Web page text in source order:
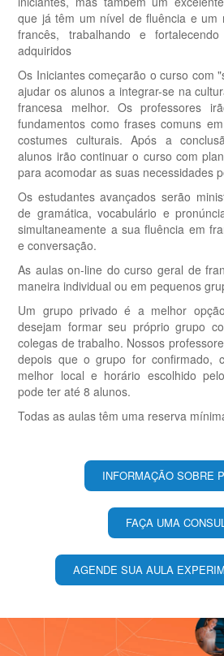
que já têm um nível de fluência e um
francês, trabalhando e
adquiridos
Os Iniciantes começarão o curso com
ajudar os alunos a integrar-se na
francesa melhor. Os professores
fundamentos como frases comuns
costumes culturais. Após a
alunos irão continuar o curso com
para acomodar as suas necessidades
Os estudantes avançados serão
de gramática, vocabulário e
simultaneamente a sua fluência em
e conversação.
As aulas on-line do curso geral de
maneira individual ou em pequenos
Um grupo privado é a melhor
desejam formar seu próprio grupo
colegas de trabalho. Nossos
depois que o grupo for confirmado,
melhor local e horário escolhido
pode ter até 8 alunos.
Todas as aulas têm uma reserva
INFORMAÇÃO SOBRE
FAÇA UMA
AGENDE SUA AULA